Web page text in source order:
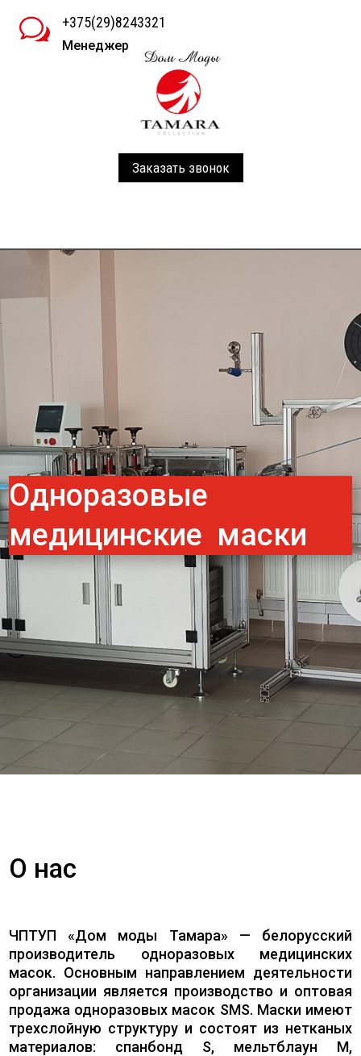
w +375(29)8243321
Менеджер
Заказать звонок
Одноразовые
медицинские маски
О нас
ЧПТУП «Дом моды Тамара» — белорусский
производитель одноразовых медицинских
масок. Основным направлением деятельности
организации является производство и оптовая
продажа одноразовых масок SMS. Маски имеют
трехслойную структуру и состоят из нетканых
материалов: спанбонд S, мельтблаун M,